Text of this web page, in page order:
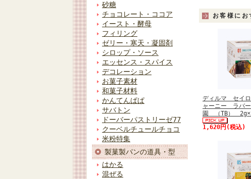
砂糖
チョコレート・ココア
イースト・酵母
フィリング
ゼリー・寒天・凝固剤
シロップ・ソース
エッセンス・スパイス
デコレーション
お菓子素材
和菓子材料
かんてんぱぱ
サバトン
ドーバーパストリーゼ77
クーベルチュールチョコ
米粉特集
製菓製パンの道具・型
はかる
混ぜる
お客様にお
ディルマ セイロ
ャーニー ラバ
園 （TB）
1,620円(税込)